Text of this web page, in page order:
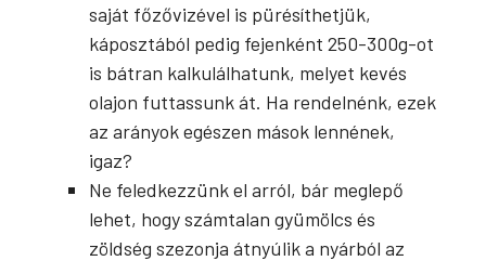
saját főzővizével is pürésíthetjük,
káposztából pedig fejenként 250-300g-ot
is bátran kalkulálhatunk, melyet kevés
olajon futtassunk át. Ha rendelnénk, ezek
az arányok egészen mások lennének,
igaz?
Ne feledkezzünk el arról, bár meglepő
lehet, hogy számtalan gyümölcs és
zöldség szezonja átnyúlik a nyárból az